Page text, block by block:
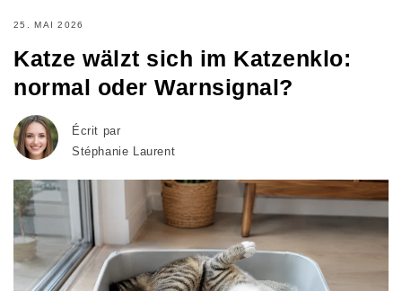
25. MAI 2026
Katze wälzt sich im Katzenklo:
normal oder Warnsignal?
Écrit par
Stéphanie Laurent